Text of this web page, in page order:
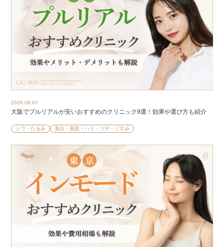
2026.08.07
大阪でプルリアルが安いおすすめのクリニック9選！効果や選び方も紹介
シワ・たるみ 美白・美肌・ハリ・ツヤ・くすみ